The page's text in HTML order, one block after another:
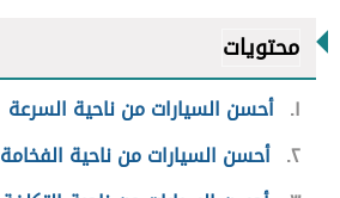
محتويات
١ أحسن السيارات من ناحية السرعة
٢ أحسن السيارات من ناحية الفخامة